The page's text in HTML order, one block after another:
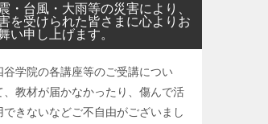
・台風・大雨等の災害により、
を受けられた皆さまに心よりお
い申し上げます。
谷学院の各講座等のご受講につい
、教材が届かなかったり、傷んで活
できないなどご不自由がございまし